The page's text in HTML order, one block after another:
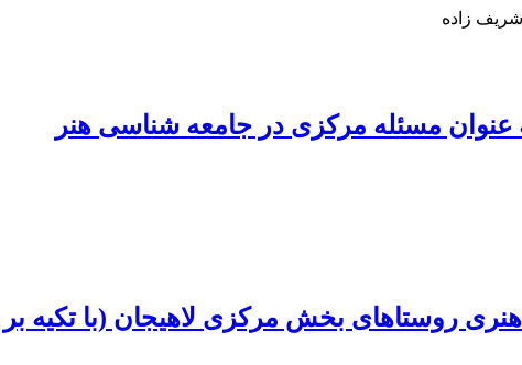
زاده
عنوان مسئله مرکزی در جامعه شناسی هنر
روستاهای بخش مرکزی لاهیجان (با تکیه